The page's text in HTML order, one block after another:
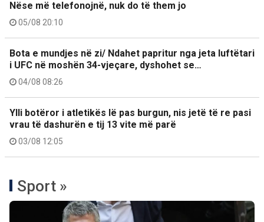
Nëse më telefonojnë, nuk do të them jo
05/08 20:10
Bota e mundjes në zi/ Ndahet papritur nga jeta luftëtari
i UFC në moshën 34-vjeçare, dyshohet se…
04/08 08:26
Ylli botëror i atletikës lë pas burgun, nis jetë të re pasi
vrau të dashurën e tij 13 vite më parë
03/08 12:05
Sport »